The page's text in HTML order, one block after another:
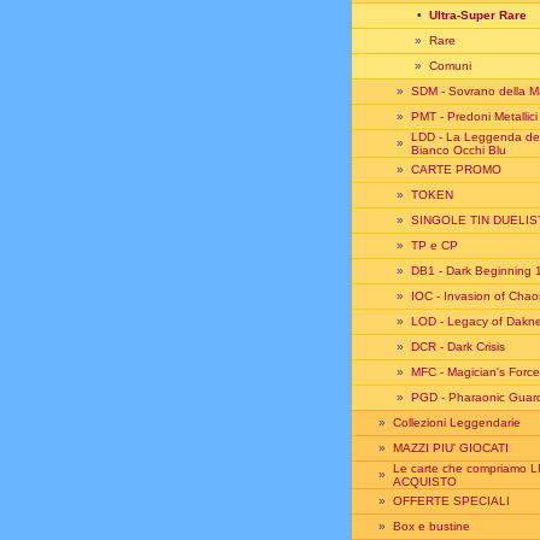
• Ultra-Super Rare
» Rare
» Comuni
» SDM - Sovrano della
» PMT - Predoni Metallici
» LDD - La Leggenda
Bianco Occhi Blu
» CARTE PROMO
» TOKEN
» SINGOLE TIN
» TP e CP
» DB1 - Dark Beginning 1
» IOC - Invasion of
» LOD - Legacy of
» DCR - Dark Crisis
» MFC - Magician's Force
» PGD - Pharaonic
» Collezioni Leggendarie
» MAZZI PIU' GIOCATI
» Le carte che compriamo
ACQUISTO
» OFFERTE SPECIALI
» Box e bustine